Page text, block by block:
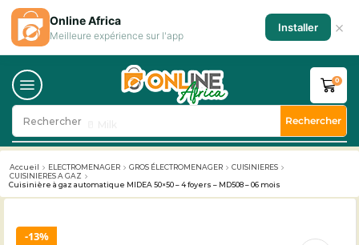
Rechercher Rechercher
0
Accueil ELECTROMENAGER GROS ÉLECTROMENAGER
CUISINIERES
CUISINIERES A GAZ
Cuisinière à gaz automatique MIDEA 50×50 – 4 foyers – MD508 – 06 mois
13%
Online Africa
Meilleure expérience sur l'app
Installer ×